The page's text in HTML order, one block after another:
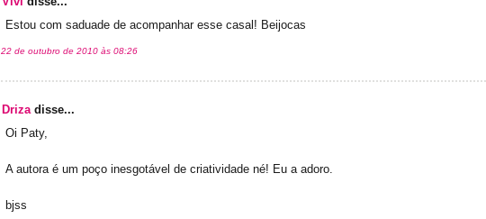
Estou com saduade de acompanhar esse casal! Beijocas
22 de outubro de 2010 às 08:26
Drizadisse...
Oi Paty,
A autora é um poço inesgotável de criatividade né! Eu a adoro.
bjss